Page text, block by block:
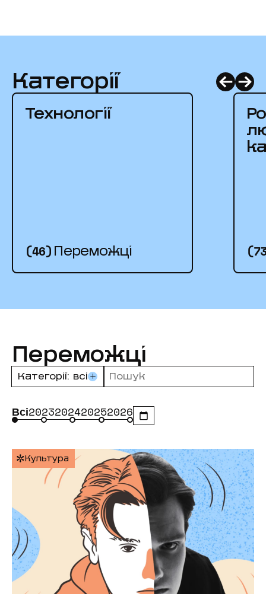
Категорії
Технології
(46) Переможці
Переможці
Категорії: всі
Всі2023202420252026
Культура